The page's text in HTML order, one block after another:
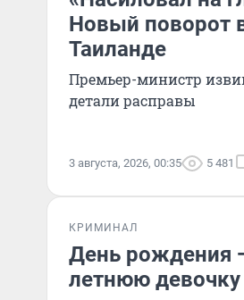
Новый поворот
Таиланде
Премьер-министр
детали расправы
3 августа, 2026, 00:35 5 481
КРИМИНАЛ
День рождения
летнюю девочку